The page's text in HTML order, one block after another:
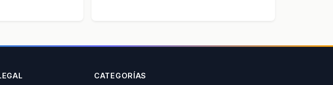
CATEGORÍAS